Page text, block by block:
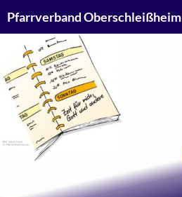
Inhalt
Pfarrverband Oberschleißheim